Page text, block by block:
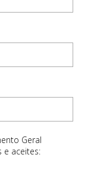
Geral
e aceites: